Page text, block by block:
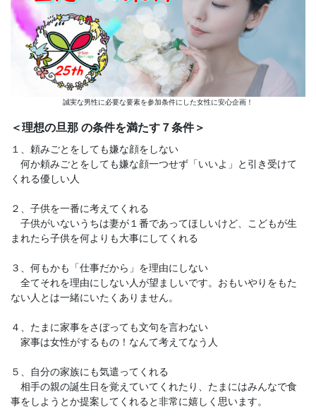
誠実な男性に必要な要素を参加条件にした女性に安心企画！
＜理想の旦那 の条件を満たす７条件＞
１、頼みごとをしても嫌な顔をしない
何か頼みごとをしても嫌な顔一つせず「いいよ」と引き受けて
くれる優しい人
２、子供を一番に考えてくれる
子供がいないうちは妻が１番であってほしいけど、こどもが生
まれたら子供を何よりも大事にしてくれる
３、何もかも「仕事だから」を理由にしない
全てそれを理由にしない人が望ましいです。おもいやりをもた
ない人とは一緒にいたくありません。
４、たまに家事をさぼっても文句を言わない
家事は女性がするもの！なんて考えてなう人
５、自分の家族にも気遣ってくれる
相手の親の誕生日を覚えていてくれたり、たまにはみんなで食
事をしようとか提案してくれると非常に嬉しく思います。